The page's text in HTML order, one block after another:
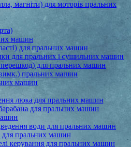
магніти) для моторів пральних
машин
для пральних машин
для пральних і сушильних машин
перешкод) для пральних машин
пральних машин
машин
люка для пральних машин
для пральних машин
води для пральних машин
пральних машин
керування для пральних машин